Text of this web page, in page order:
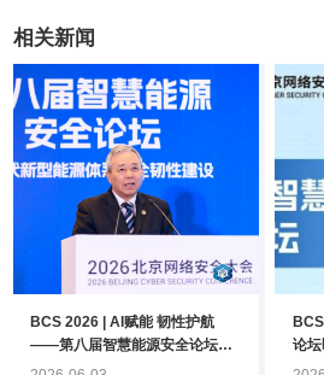
相关新闻
BCS 2026 | AI赋能 韧性护航
——第八届智慧能源安全论坛在
京召开
论